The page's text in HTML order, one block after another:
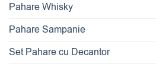
Pahare Whisky
Pahare Sampanie
Set Pahare cu Decantor